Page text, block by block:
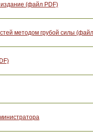
(файл PDF)
методом грубой силы